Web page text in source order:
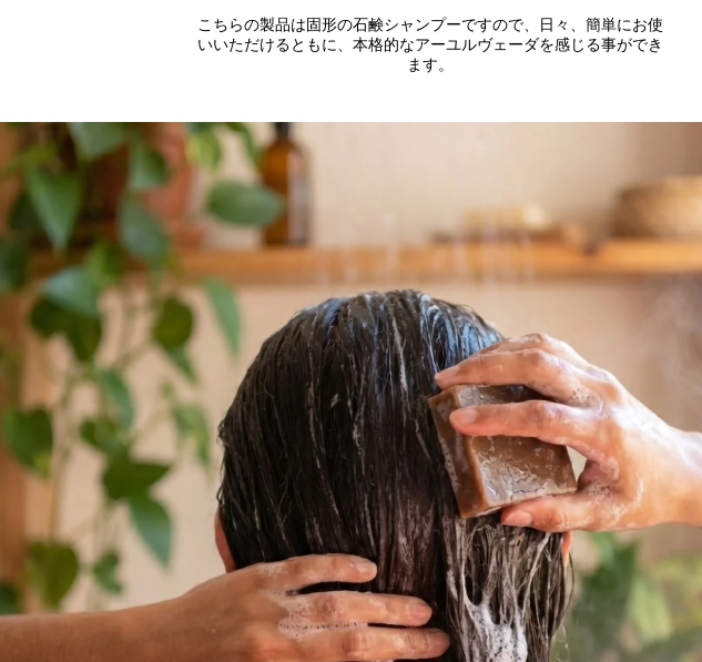
こちらの製品は固形の石鹸シャンプーですので、日々、簡単にお使
いいただけるともに、本格的なアーユルヴェーダを感じる事ができ
ます。